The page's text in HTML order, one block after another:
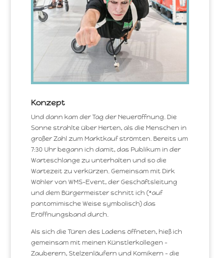
Konzept
Und dann kam der Tag der Neueröffnung. Die
Sonne strahlte über Herten, als die Menschen in
großer Zahl zum Marktkauf strömten. Bereits um
7:30 Uhr begann ich damit, das Publikum in der
Warteschlange zu unterhalten und so die
Wartezeit zu verkürzen. Gemeinsam mit Dirk
Wöhler von WMS-Event, der Geschäftsleitung
und dem Bürgermeister schnitt ich (*auf
pantomimische Weise symbolisch) das
Eröffnungsband durch.
Als sich die Türen des Ladens öffneten, hieß ich
gemeinsam mit meinen Künstlerkollegen –
Zauberern, Stelzenläufern und Komikern – die